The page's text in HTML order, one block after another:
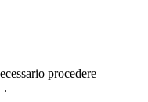
procedere
.